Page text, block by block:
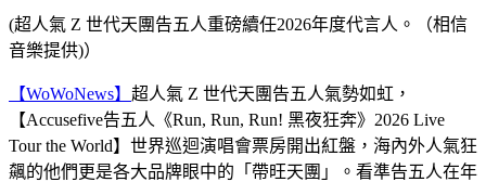
(超人氣 Z 世代天團告五人重磅續任2026年度代言人。（相信
音樂提供)）
【WoWoNews】 超人氣 Z 世代天團告五人氣勢如虹，
【Accusefive告五人《Run, Run, Run! 黑夜狂奔》2026 Live
Tour the World】世界巡迴演唱會票房開出紅盤，海內外人氣狂
飆的他們更是各大品牌眼中的「帶旺天團」。看準告五人在年